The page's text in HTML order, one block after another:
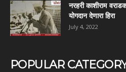
नरहरी काशीराम
योगदान देणारा हिरा
July 4, 2022
POPULAR